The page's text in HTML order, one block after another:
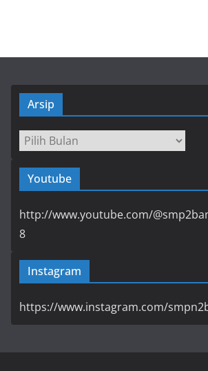
Arsip
Arsip
Youtube
http://www.youtube.com/
8
Instagram
https://www.instagram.com/